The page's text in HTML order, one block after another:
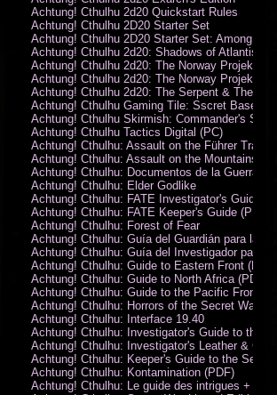
Achtung! Cthulhu 2d20 Quickstart Rules
Achtung! Cthulhu 2D20 Starter Set
Achtung! Cthulhu 2D20 Starter Set: Among the
Achtung! Cthulhu 2d20: Shadows of Atlantis
Achtung! Cthulhu 2d20: The Norway Projekt
Achtung! Cthulhu 2d20: The Norway Projekt
Achtung! Cthulhu 2d20: The Serpent & The
Achtung! Cthulhu Gaming Tile: Sscret Base &
Achtung! Cthulhu Skirmish: Commander's Set
Achtung! Cthulhu Tactics Digital (PC)
Achtung! Cthulhu: Assault on the Führer Train
Achtung! Cthulhu: Assault on the Mountains of
Achtung! Cthulhu: Documentos de la Guerra
Achtung! Cthulhu: Elder Godlike
Achtung! Cthulhu: FATE Investigator's Guide
Achtung! Cthulhu: FATE Keeper's Guide (PDF)
Achtung! Cthulhu: Forest of Fear
Achtung! Cthulhu: Guía del Guardián para la
Achtung! Cthulhu: Guía del Investigador para la
Achtung! Cthulhu: Guide to Eastern Front (PDF)
Achtung! Cthulhu: Guide to North Africa (PDF)
Achtung! Cthulhu: Guide to the Pacific Front
Achtung! Cthulhu: Horrors of the Secret War
Achtung! Cthulhu: Interface 19.40
Achtung! Cthulhu: Investigator's Guide to the
Achtung! Cthulhu: Investigator's Leather &
Achtung! Cthulhu: Keeper's Guide to the Secret
Achtung! Cthulhu: Kontamination (PDF)
Achtung! Cthulhu: Le guide des intrigues + ecran